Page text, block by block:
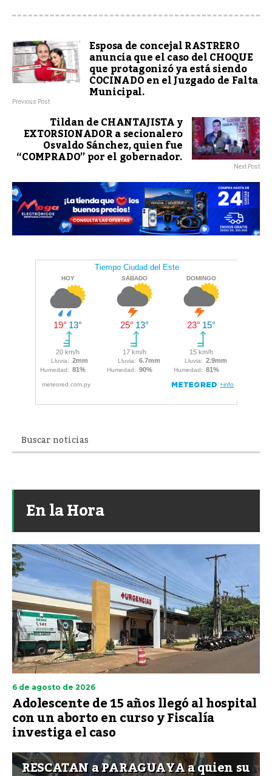
Esposa de concejal RASTRERO
anuncia que el caso del CHOQUE
que protagonizó ya está siendo
COCINADO en el Juzgado de Falta
Municipal.
Previous Post
Tildan de CHANTAJISTA y
EXTORSIONADOR a secionalero
Osvaldo Sánchez, quien fue
“COMPRADO” por el gobernador. Next Post
En la Hora
6 de agosto de 2026
Adolescente de 15 años llegó al hospital
con un aborto en curso y Fiscalía
investiga el caso
RESCATAN a PARAGUAYA a quien su